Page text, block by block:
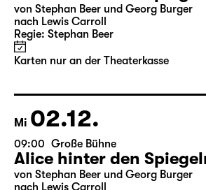
11:30 Große Bühne
Alice hinter den Spiegeln
von Stephan Beer und Georg Burger
Karten nur an der Theaterkasse
Mi 02.12.